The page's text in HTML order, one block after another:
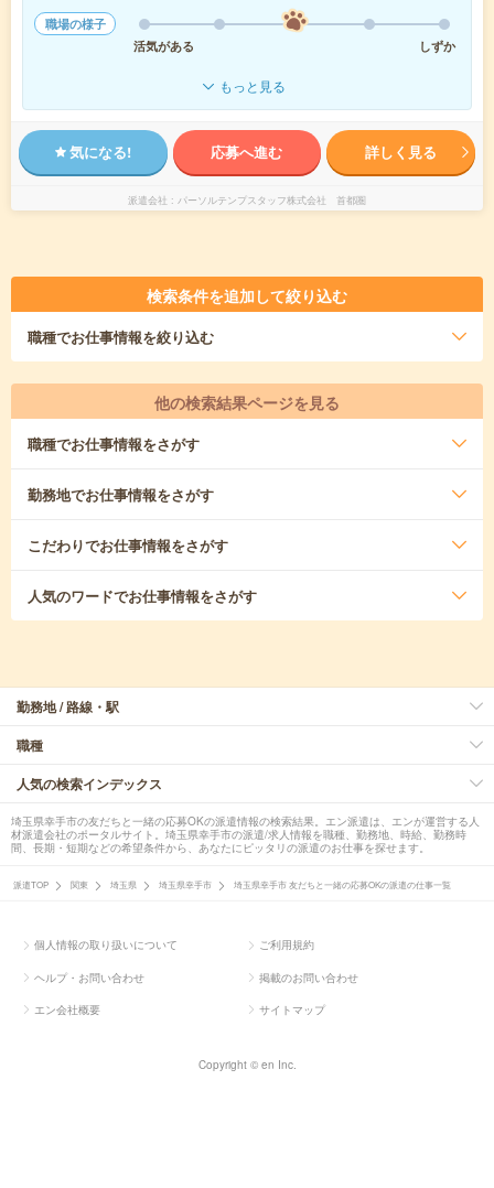
職場の様子
活気がある
しずか
もっと見る
気になる! 応募へ進む 詳しく見る
派遣会社 パーソルテンプスタッフ株式会社 首都圏
検索条件を追加して絞り込む
職種でお仕事情報を絞り込む
他の検索結果ページを見る
職種でお仕事情報をさがす
勤務地でお仕事情報をさがす
こだわりでお仕事情報をさがす
人気のワードでお仕事情報をさがす
勤務地 / 路線・駅
職種
人気の検索インデックス
埼玉県幸手市の友だちと一緒の応募OKの派遣情報の検索結果。エン派遣は、エンが運営する人
材派遣会社のポータルサイト。埼玉県幸手市の派遣/求人情報を職種、勤務地、時給、勤務時
間、長期・短期などの希望条件から、あなたにピッタリの派遣のお仕事を探せます。
派遣TOP 関東 埼玉県 埼玉県幸手市 埼玉県幸手市 友だちと一緒の応募OKの派遣の仕事一覧
個人情報の取り扱いについて ご利用規約
ヘルプ・お問い合わせ 掲載のお問い合わせ
エン会社概要 サイトマップ
Copyright © en Inc.